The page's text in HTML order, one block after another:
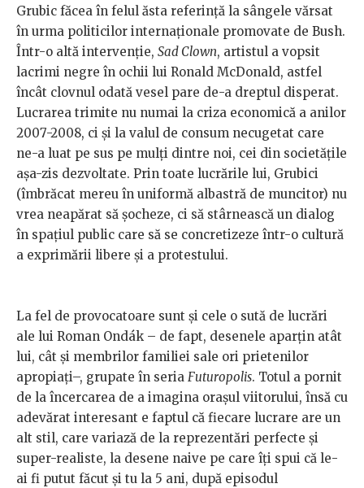
Grubic făcea în felul ăsta referință la sângele vărsat
în urma politicilor internaționale promovate de Bush.
Într-o altă intervenție, Sad Clown, artistul a vopsit
lacrimi negre în ochii lui Ronald McDonald, astfel
încât clovnul odată vesel pare de-a dreptul disperat.
Lucrarea trimite nu numai la criza economică a anilor
2007-2008, ci și la valul de consum necugetat care
ne-a luat pe sus pe mulți dintre noi, cei din societățile
așa-zis dezvoltate. Prin toate lucrările lui, Grubici
(îmbrăcat mereu în uniformă albastră de muncitor) nu
vrea neapărat să șocheze, ci să stârnească un dialog
în spațiul public care să se concretizeze într-o cultură
a exprimării libere și a protestului.
La fel de provocatoare sunt și cele o sută de lucrări
ale lui Roman Ondák – de fapt, desenele aparțin atât
lui, cât și membrilor familiei sale ori prietenilor
apropiați–, grupate în seria Futuropolis. Totul a pornit
de la încercarea de a imagina orașul viitorului, însă cu
adevărat interesant e faptul că fiecare lucrare are un
alt stil, care variază de la reprezentări perfecte și
super-realiste, la desene naive pe care îți spui că le-
ai fi putut făcut și tu la 5 ani, după episodul